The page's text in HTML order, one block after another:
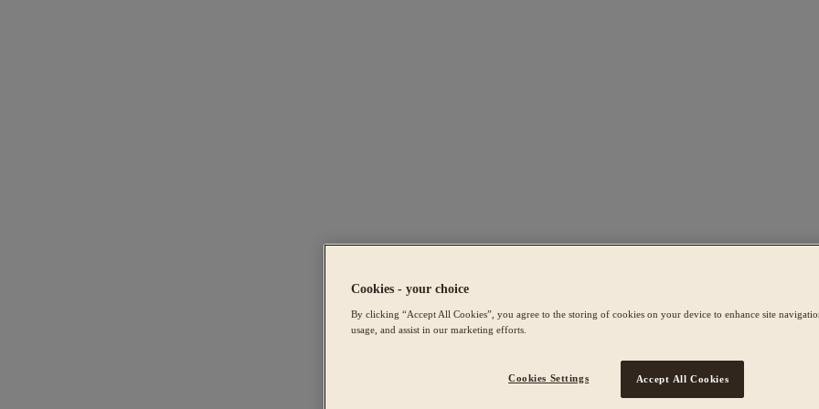
Cookies - your choice
By clicking “Accept All Cookies”, you agree to the storing of cookies on your device to enhance site
usage, and assist in our marketing efforts.
Cookies Settings Accept All Cookies